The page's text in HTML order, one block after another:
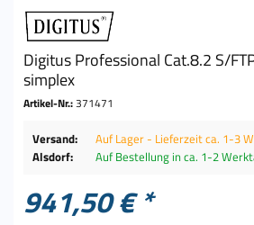
Digitus Professional Cat.8.2 S/
simplex
Artikel-Nr.:371471
Versand:
Auf Lager - Lieferzeit ca. 1-3
Alsdorf:
Auf Bestellung in ca. 1-2
941,50 € *